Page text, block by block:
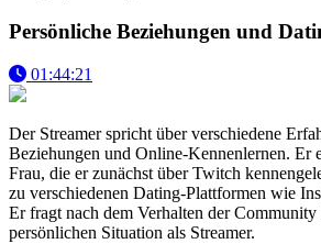
Persönliche Beziehungen und
01:44:21
Der Streamer spricht über verschiedene
Beziehungen und Online-Kennenlernen. Er
Frau, die er zunächst über Twitch
zu verschiedenen Dating-Plattformen wie
Er fragt nach dem Verhalten der
persönlichen Situation als Streamer.